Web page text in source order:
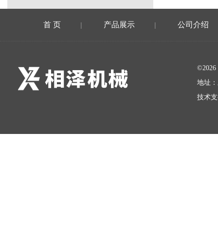
首 页 | 产品展示 | 公司介绍
地址
技术